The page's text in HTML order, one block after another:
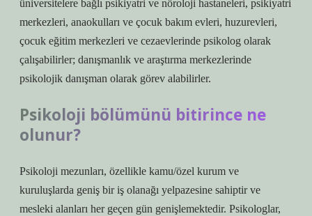
üniversitelere bağlı psikiyatri ve nöroloji hastaneleri, psikiyatri
merkezleri, anaokulları ve çocuk bakım evleri, huzurevleri,
çocuk eğitim merkezleri ve cezaevlerinde psikolog olarak
çalışabilirler; danışmanlık ve araştırma merkezlerinde
psikolojik danışman olarak görev alabilirler.
Psikoloji bölümünü bitirince ne
olunur?
Psikoloji mezunları, özellikle kamu/özel kurum ve
kuruluşlarda geniş bir iş olanağı yelpazesine sahiptir ve
mesleki alanları her geçen gün genişlemektedir. Psikologlar,